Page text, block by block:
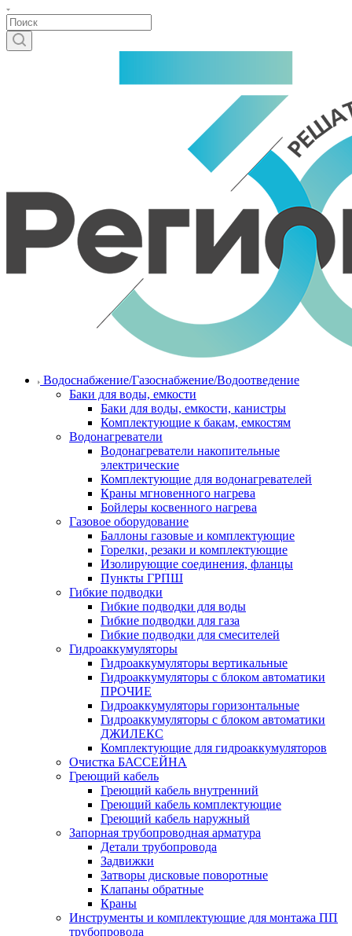
Водоснабжение/Газоснабжение/Водоотведение
Баки для воды, емкости
Баки для воды, емкости, канистры
Комплектующие к бакам, емкостям
Водонагреватели
Водонагреватели накопительные
электрические
Комплектующие для водонагревателей
Краны мгновенного нагрева
Бойлеры косвенного нагрева
Газовое оборудование
Баллоны газовые и комплектующие
Горелки, резаки и комплектующие
Изолирующие соединения, фланцы
Пункты ГРПШ
Гибкие подводки
Гибкие подводки для воды
Гибкие подводки для газа
Гибкие подводки для смесителей
Гидроаккумуляторы
Гидроаккумуляторы вертикальные
Гидроаккумуляторы с блоком автоматики
ПРОЧИЕ
Гидроаккумуляторы горизонтальные
Гидроаккумуляторы с блоком автоматики
ДЖИЛЕКС
Комплектующие для гидроаккумуляторов
Очистка БАССЕЙНА
Греющий кабель
Греющий кабель внутренний
Греющий кабель комплектующие
Греющий кабель наружный
Запорная трубопроводная арматура
Детали трубопровода
Задвижки
Затворы дисковые поворотные
Клапаны обратные
Краны
Инструменты и комплектующие для монтажа ПП
трубопровода